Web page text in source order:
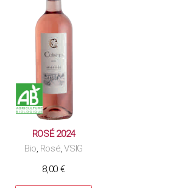
ROSÉ 2024
Bio, Rosé, VSIG
8,00 €